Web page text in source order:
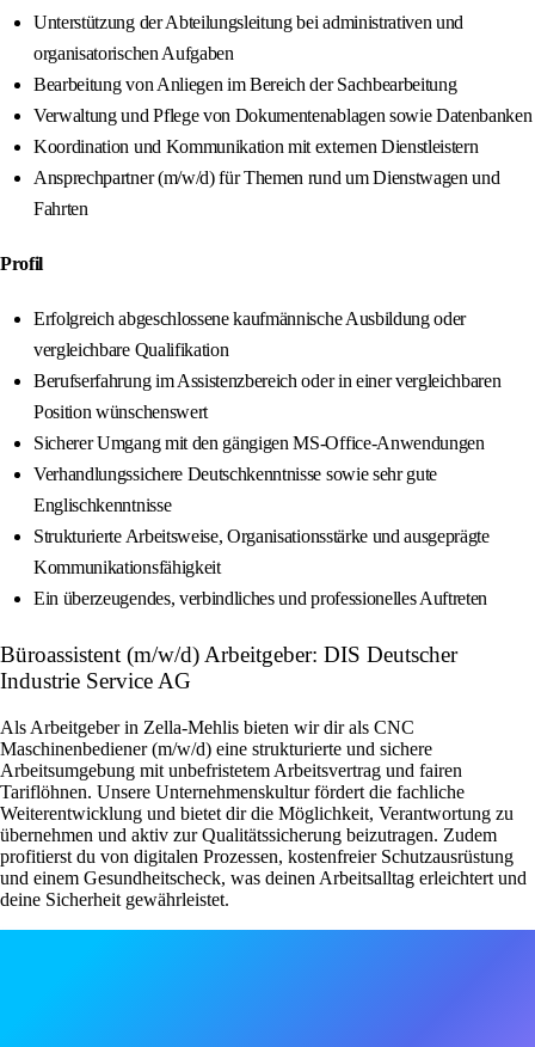
Unterstützung der Abteilungsleitung bei administrativen und
organisatorischen Aufgaben
Bearbeitung von Anliegen im Bereich der Sachbearbeitung
Verwaltung und Pflege von Dokumentenablagen sowie Datenbanken
Koordination und Kommunikation mit externen Dienstleistern
Ansprechpartner (m/w/d) für Themen rund um Dienstwagen und
Fahrten
Profil
Erfolgreich abgeschlossene kaufmännische Ausbildung oder
vergleichbare Qualifikation
Berufserfahrung im Assistenzbereich oder in einer vergleichbaren
Position wünschenswert
Sicherer Umgang mit den gängigen MS-Office-Anwendungen
Verhandlungssichere Deutschkenntnisse sowie sehr gute
Englischkenntnisse
Strukturierte Arbeitsweise, Organisationsstärke und ausgeprägte
Kommunikationsfähigkeit
Ein überzeugendes, verbindliches und professionelles Auftreten
Büroassistent (m/w/d) Arbeitgeber: DIS Deutscher
Industrie Service AG
Als Arbeitgeber in Zella-Mehlis bieten wir dir als CNC
Maschinenbediener (m/w/d) eine strukturierte und sichere
Arbeitsumgebung mit unbefristetem Arbeitsvertrag und fairen
Tariflöhnen. Unsere Unternehmenskultur fördert die fachliche
Weiterentwicklung und bietet dir die Möglichkeit, Verantwortung zu
übernehmen und aktiv zur Qualitätssicherung beizutragen. Zudem
profitierst du von digitalen Prozessen, kostenfreier Schutzausrüstung
und einem Gesundheitscheck, was deinen Arbeitsalltag erleichtert und
deine Sicherheit gewährleistet.